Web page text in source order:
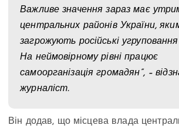
Важливе значення зараз має
центральних районів України,
загрожують російські
На неймовірному рівні працює
самоорганізація громадян”, –
журналіст.
Він додав, що місцева влада